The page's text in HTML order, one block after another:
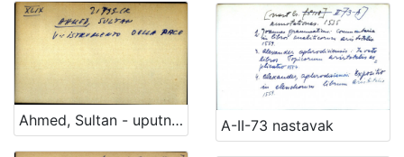
Ahmed, Sultan - uputnica A-II-73 nastavak